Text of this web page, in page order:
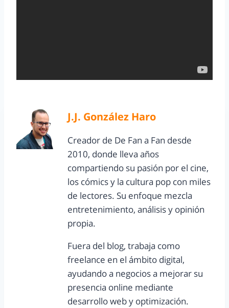
J.J. González Haro
Creador de De Fan a Fan desde
2010, donde lleva años
compartiendo su pasión por el cine,
los cómics y la cultura pop con miles
de lectores. Su enfoque mezcla
entretenimiento, análisis y opinión
propia.
Fuera del blog, trabaja como
freelance en el ámbito digital,
ayudando a negocios a mejorar su
presencia online mediante
desarrollo web y optimización.